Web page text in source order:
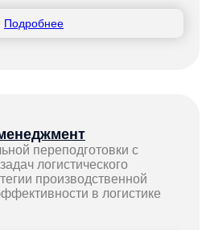
Подробнее
переподготовки с
логистического
производственной
в логистике